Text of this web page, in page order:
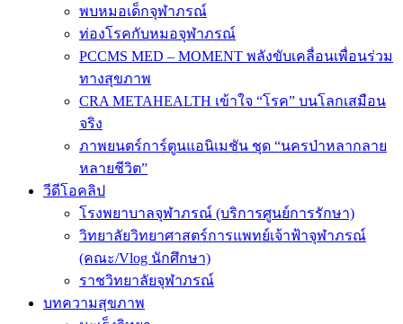
พบหมอเด็กจุฬาภรณ์
ท่องโรคกับหมอจุฬาภรณ์
PCCMS MED – MOMENT พลังขับเคลื่อนเพื่อนร่วม
ทางสุขภาพ
CRA METAHEALTH เข้าใจ “โรค” บนโลกเสมือน
จริง
ภาพยนตร์การ์ตูนแอนิเมชัน ชุด “นครป่าหลากลาย
หลายชีวิต”
วีดีโอคลิป
โรงพยาบาลจุฬาภรณ์ (บริการศูนย์การรักษา)
วิทยาลัยวิทยาศาสตร์การแพทย์เจ้าฟ้าจุฬาภรณ์
(คณะ/Vlog นักศึกษา)
ราชวิทยาลัยจุฬาภรณ์
บทความสุขภาพ